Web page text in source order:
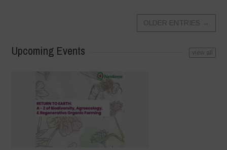
OLDER ENTRIES →
Upcoming Events view all